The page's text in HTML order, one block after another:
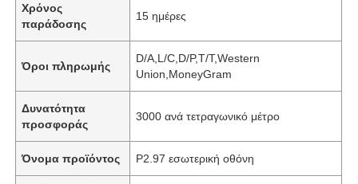
Χρόνος
παράδοσης
15 ημέρες
Όροι πληρωμής
D/A,L/C,D/P,T/T,Western
Union,MoneyGram
Δυνατότητα
προσφοράς
3000 ανά τετραγωνικό μέτρο
Όνομα προϊόντος P2.97 εσωτερική οθόνη